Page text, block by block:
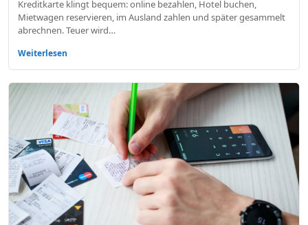
Kreditkarte klingt bequem: online bezahlen, Hotel buchen,
Mietwagen reservieren, im Ausland zahlen und später gesammelt
abrechnen. Teuer wird…
Weiterlesen